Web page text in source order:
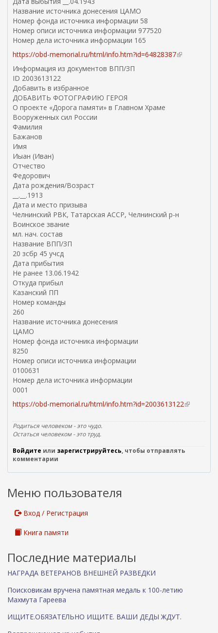
Название источника донесения ЦАМО
Номер фонда источника информации 58
Номер описи источника информации 977520
Номер дела источника информации 165
https://obd-memorial.ru/html/info.htm?id=64828387(
Информация из документов ВПП/ЗП
ID 2003613122
Добавить в избранное
ДОБАВИТЬ ФОТОГРАФИЮ ГЕРОЯ
О проекте «Дорога памяти» в Главном Храме
Вооруженных сил России
Фамилия
Бажанов
Имя
Иыан (Иван)
Отчество
Федорович
Дата рождения/Возраст
__.__.1913
Дата и место призыва
Челнинский РВК, Татарская АССР, Челнинский р-н
Воинское звание
мл. нач. состав
Название ВПП/ЗП
20 зсбр 45 учсд
Дата прибытия
Не ранее 13.06.1942
Откуда прибыл
Казанский ПП
Номер команды
260
Название источника донесения
ЦАМО
Номер фонда источника информации
8250
Номер описи источника информации
0100631
Номер дела источника информации
0001
https://obd-memorial.ru/html/info.htm?id=2003613122(
н
н
я
Родиться человеком - это чудо.
Остаться человеком - это труд.
Войдите или зарегистрируйтесь, чтобы отправлять
комментарии
Меню пользователя
Вход / Регистрация
Книга памяти
Последние материалы
НАГРАДА ВЕТЕРАНОВ ВНЕШНЕЙ РАЗВЕДКИ
Поисковикам вручена памятная медаль к 100-летию
Махмута Гареева
ИЩИТЕ.ОБЯЗАТЕЛЬНО ИЩИТЕ. ВАШИ ДЕДЫ ЖДУТ.